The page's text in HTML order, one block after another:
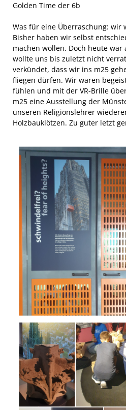
Golden Time der 6b
Was für eine Überraschung: wir
Bisher haben wir selbst
machen wollen. Doch heute
wollte uns bis zuletzt nicht
verkündet, dass wir ins m25
fliegen dürfen. Wir waren
fühlen und mit der VR-Brille
m25 eine Ausstellung der
unseren Religionslehrer
Holzbauklötzen. Zu guter letzt